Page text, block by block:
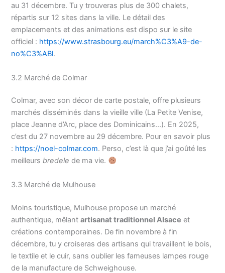
au 31 décembre. Tu y trouveras plus de 300 chalets,
répartis sur 12 sites dans la ville. Le détail des
emplacements et des animations est dispo sur le site
officiel : https://www.strasbourg.eu/march%C3%A9-de-
no%C3%ABl.
3.2 Marché de Colmar
Colmar, avec son décor de carte postale, offre plusieurs
marchés disséminés dans la vieille ville (La Petite Venise,
place Jeanne d’Arc, place des Dominicains…). En 2025,
c’est du 27 novembre au 29 décembre. Pour en savoir plus
: https://noel-colmar.com. Perso, c’est là que j’ai goûté les
meilleursbredele de ma vie.
3.3 Marché de Mulhouse
Moins touristique, Mulhouse propose un marché
authentique, mêlantartisanat traditionnel Alsace et
créations contemporaines. De fin novembre à fin
décembre, tu y croiseras des artisans qui travaillent le bois,
le textile et le cuir, sans oublier les fameuses lampes rouge
de la manufacture de Schweighouse.